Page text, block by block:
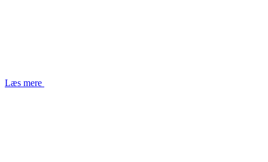
Læs mere